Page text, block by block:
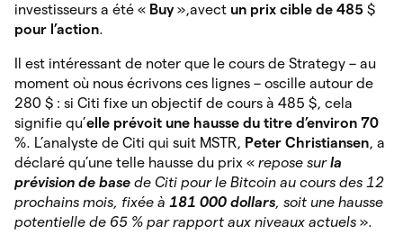
investisseurs a été « Buy»,avect un prix cible de 485 $
pour l’action.
Il est intéressant de noter que le cours de Strategy – au
moment où nous écrivons ces lignes – oscille autour de
280 $ : si Citi fixe un objectif de cours à 485 $, cela
signifie qu’elle prévoit une hausse du titre d’environ 70
%. L’analyste de Citi qui suit MSTR, Peter Christiansen, a
déclaré qu’une telle hausse du prix « repose surla
prévision de base de Citi pour le Bitcoin au cours des 12
prochains mois, fixée à 181 000 dollars, soit une hausse
potentielle de 65 % par rapport aux niveaux actuels ».